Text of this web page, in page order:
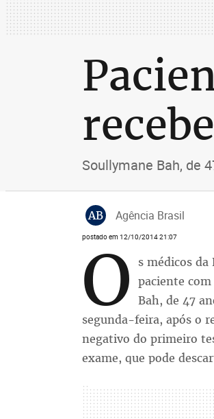
Soullymane Bah, de
AB Agência Brasil
postado em 12/10/2014 21:07
O
s médicos
paciente
Bah, de 47
segunda-feira, após o
negativo do primeiro
exame, que pode